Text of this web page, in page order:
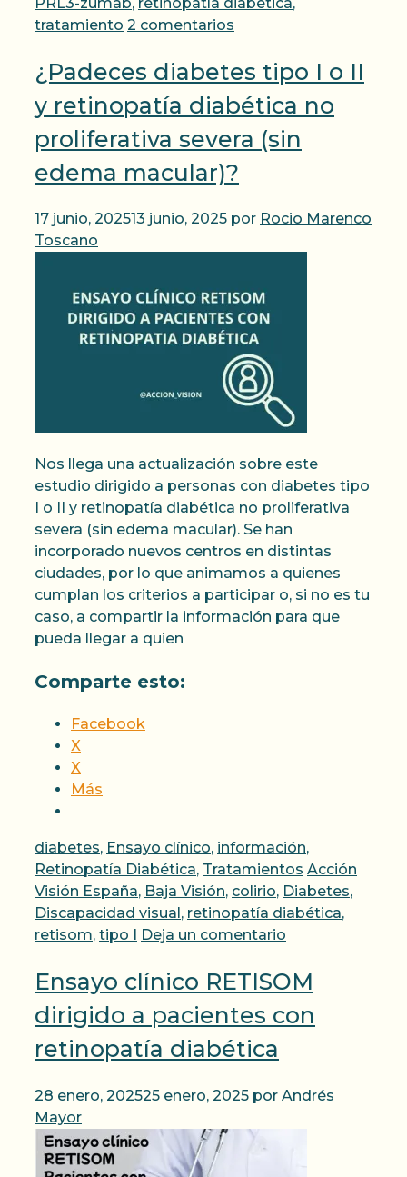
tratamiento 2 comentarios
¿Padeces diabetes tipo I o II
y retinopatía diabética no
proliferativa severa (sin
edema macular)?
17 junio, 202513 junio, 2025 por Rocio Marenco
Toscano
Nos llega una actualización sobre este
estudio dirigido a personas con diabetes tipo
I o II y retinopatía diabética no proliferativa
severa (sin edema macular). Se han
incorporado nuevos centros en distintas
ciudades, por lo que animamos a quienes
cumplan los criterios a participar o, si no es tu
caso, a compartir la información para que
pueda llegar a quien
Comparte esto:
Facebook
X
X
Más
Categorías
diabetes, Ensayo clínico, información,
Retinopatía Diabética, Tratamientos Etiquetas
Acción
Visión España, Baja Visión, colirio, Diabetes,
Discapacidad visual , retinopatía diabética,
retisom, tipo I Deja un comentario
Ensayo clínico RETISOM
dirigido a pacientes con
retinopatía diabética
28 enero, 202525 enero, 2025 por Andrés
Mayor